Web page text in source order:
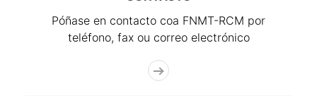
Póñase en contacto coa FNMT-RCM por
teléfono, fax ou correo electrónico